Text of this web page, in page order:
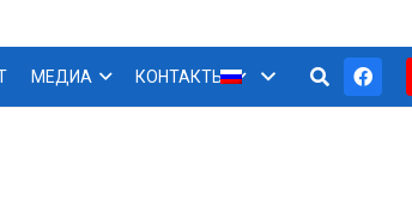
МЕДИА КОНТАКТЫ